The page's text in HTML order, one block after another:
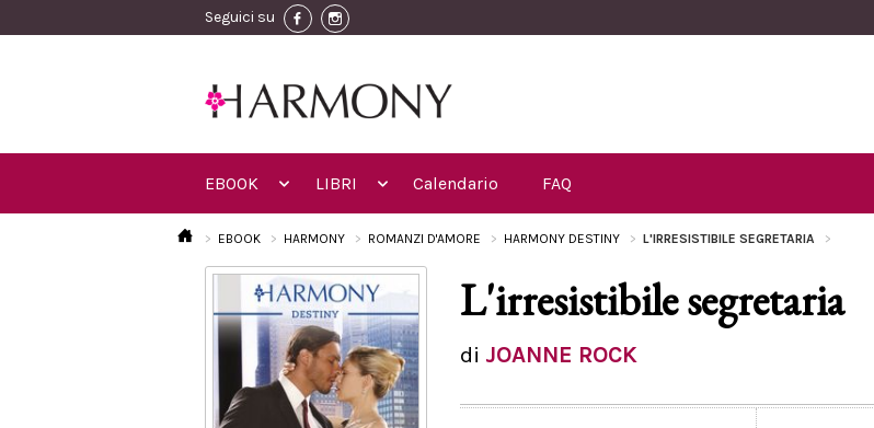
Seguici su
EBOOK LIBRI Calendario FAQ
EBOOK HARMONY ROMANZI D'AMORE HARMONY DESTINY L'IRRESISTIBILE SEGRETARIA
L'irresistibile segretaria
di JOANNE ROCK